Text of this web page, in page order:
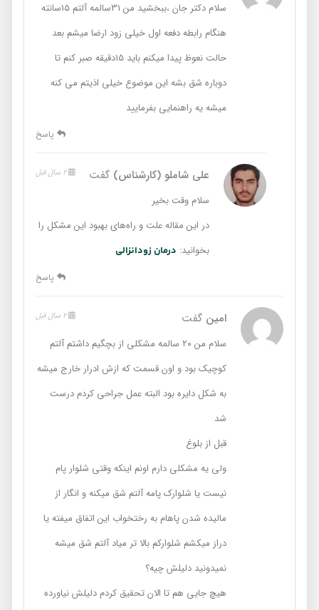
سلام دکتر جان ،ببخشید من 31سالمه آلتم 15سانته
هنگام رابطه دفعه اول خیلی زود ارضا میشم بعد
حالت نعوظ پیدا میکنم باید 15دقیقه صبر کنم تا
دوباره شق بشه این موضوع خیلی اذیتم می کنه
میشه یه راهنمایی بفرمایید
پاسخ
علی شاملو (کارشناس)گفت
سلام وقت بخیر
در این مقاله علت و راه‌های بهبود این مشکل را
بخوانید:درمان زودانزالی
پاسخ
امینگفت
سلام من ۲۰ سالمه مشکلی از بچگیم داشتم آلتم
کوچیک بود و اون قسمت که ازش ادرار خارج میشه
به شکل دایره بود البته عمل جراحی کردم درست
قبل از بلوغ
ولی یه مشکلی دارم اونم اینکه وقتی شلوار پام
نیست یا شلوارک پامه آلتم شق میکنه و انگار از
مالیده شدن پاهام به رختخواب این اتفاق میفته یا
دراز میکشم شلوارکم بالا تر میاد آلتم شق میشه
نمیدونید دلیلش چیه؟
هیچ جایی هم تا الان تحقیق کردم دلیلش نیاورده